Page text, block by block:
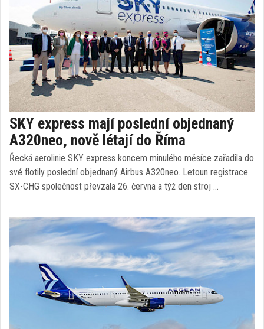
SKY express mají poslední objednaný
A320neo, nově létají do Říma
Řecká aerolinie SKY express koncem minulého měsíce zařadila do
své flotily poslední objednaný Airbus A320neo. Letoun registrace
SX-CHG společnost převzala 26. června a týž den stroj …